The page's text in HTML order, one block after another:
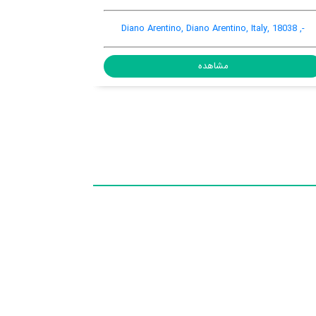
Via Grillarine 7, Diano Arentino, Diano Arentino, Italy,
مشاهده